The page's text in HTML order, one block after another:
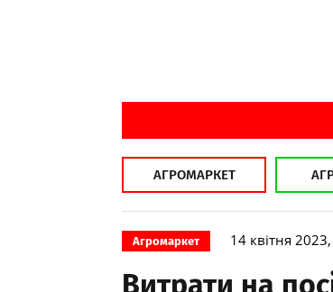
АГРОМАРКЕТ
Агромаркет 14 квітня